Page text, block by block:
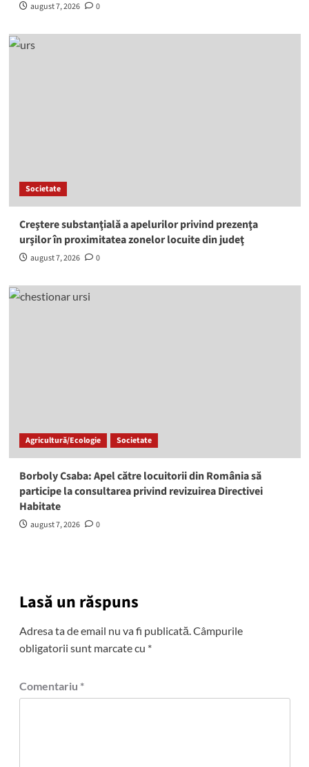
august 7, 2026 0
Societate
Creştere substanţială a apelurilor privind prezenţa
urşilor în proximitatea zonelor locuite din judeţ
august 7, 2026 0
Agricultură/Ecologie Societate
Borboly Csaba: Apel către locuitorii din România să
participe la consultarea privind revizuirea Directivei
Habitate
august 7, 2026 0
Lasă un răspuns
Adresa ta de email nu va fi publicată.Câmpurile
obligatorii sunt marcate cu *
Comentariu *